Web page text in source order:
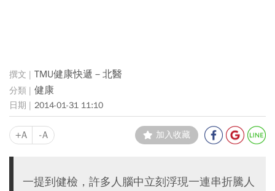
TMU健康快遞－北醫
健康
2014-01-31 11:10
+A -A 加入收藏
一提到健檢，許多人腦中立刻浮現一連串折騰人